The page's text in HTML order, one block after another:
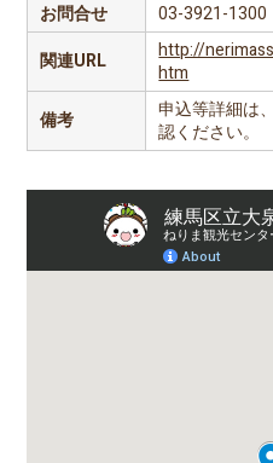
お問合せ
03-3921-1300
関連URL
http://
htm
備考
申込等詳細は
認ください。